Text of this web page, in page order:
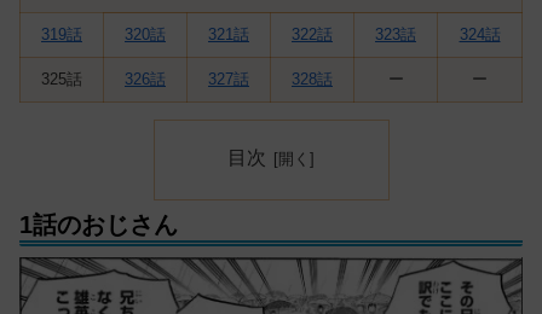
319話 320話 321話 322話 323話 324話
325話 326話 327話 328話 ー ー
目次
1話のおじさん